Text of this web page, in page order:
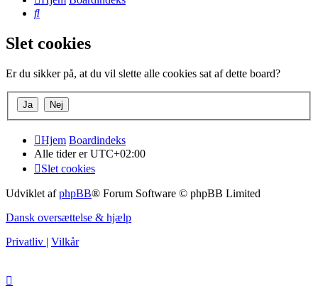
Søg
Slet cookies
Er du sikker på, at du vil slette alle cookies sat af dette board?
Hjem Boardindeks
Alle tider erUTC+02:00
Slet cookies
Udviklet afphpBB® Forum Software © phpBB Limited
Dansk oversættelse & hjælp
Privatliv | Vilkår